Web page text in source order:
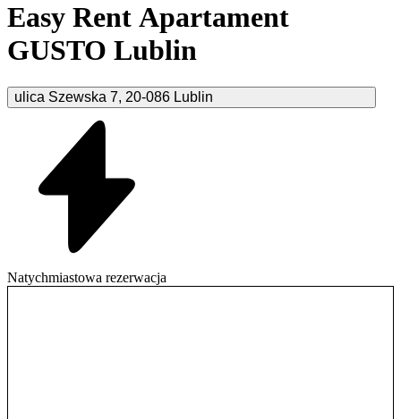
Easy Rent Apartament
GUSTO Lublin
ulica Szewska 7, 20-086 Lublin
Natychmiastowa rezerwacja